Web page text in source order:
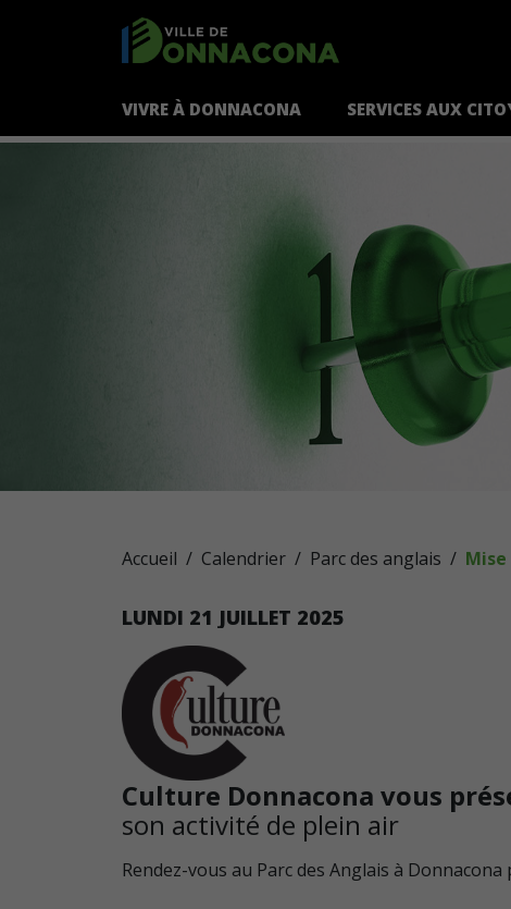
VIVRE À DONNACONA SERVICES AUX
Accueil Calendrier Parc des anglais
LUNDI 21 JUILLET 2025
Culture Donnacona vous
son activité de plein air
Rendez-vous au Parc des Anglais à